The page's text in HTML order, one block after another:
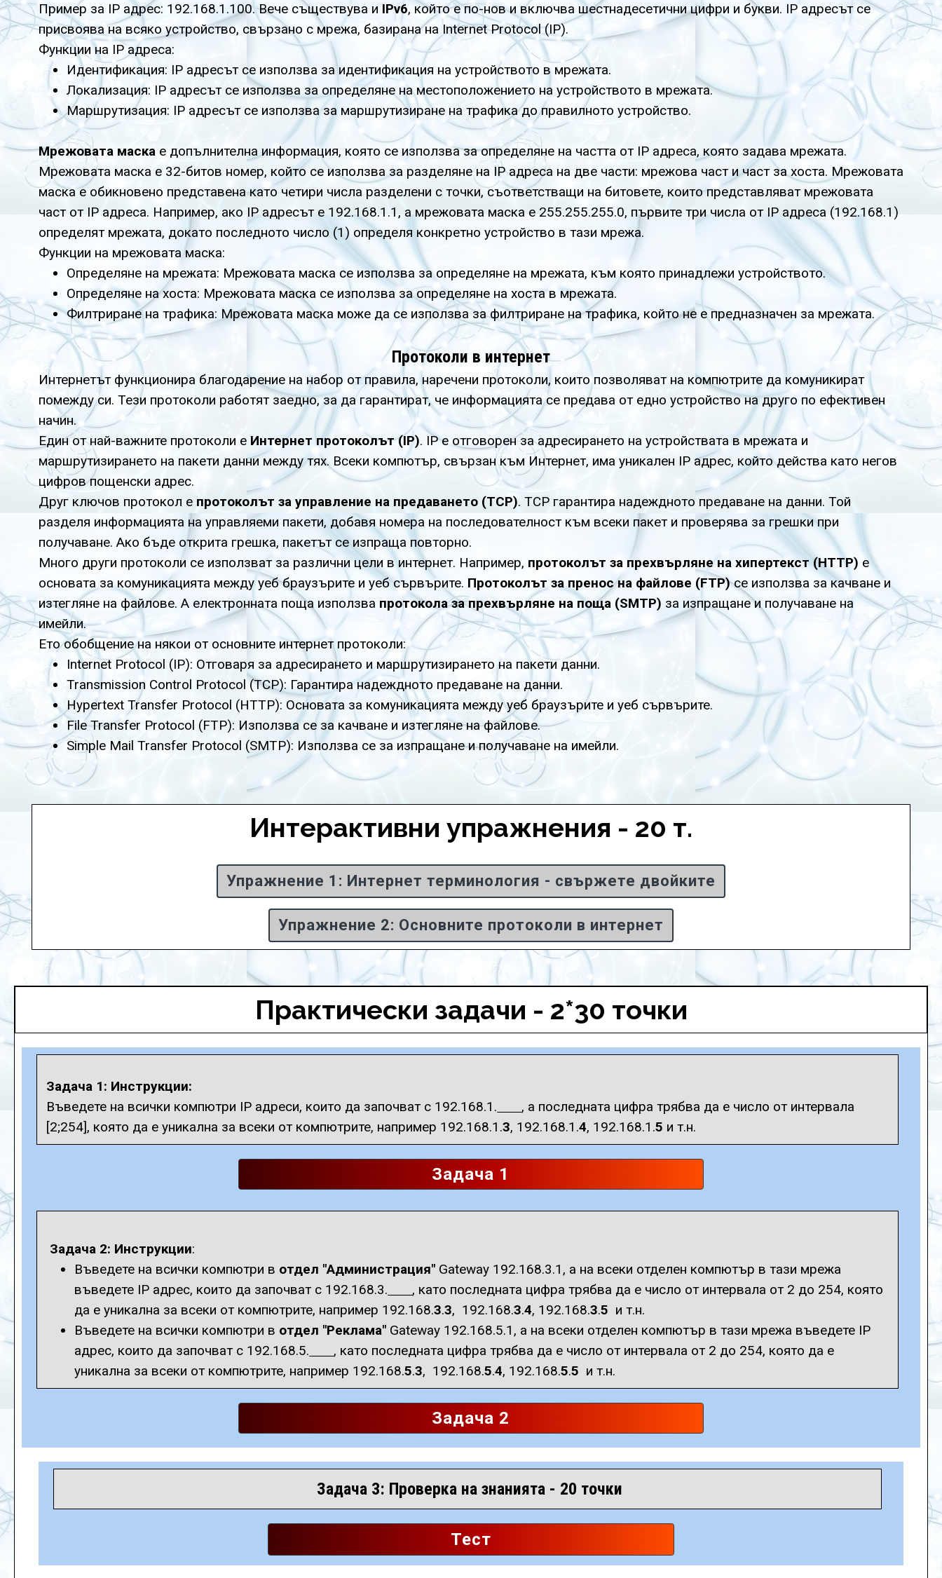
Пример за IP адрес: 192.168.1.100. Вече съществува и IPv6, който е по-нов и включва шестнадесетични цифри и букви. IP адресът се
присвоява на всяко устройство, свързано с мрежа, базирана на Internet Protocol (IP).
Функции на IP адреса:
Идентификация: IP адресът се използва за идентификация на устройството в мрежата.
Локализация: IP адресът се използва за определяне на местоположението на устройството в мрежата.
Маршрутизация: IP адресът се използва за маршрутизиране на трафика до правилното устройство.
Мрежовата маскае допълнителна информация, която се използва за определяне на частта от IP адреса, която задава мрежата.
Мрежовата маска е 32-битов номер, който се използва за разделяне на IP адреса на две части: мрежова част и част за хоста. Мрежовата
маска е обикновено представена като четири числа разделени с точки, съответстващи на битовете, които представляват мрежовата
част от IP адреса. Например, ако IP адресът е 192.168.1.1, а мрежовата маска е 255.255.255.0, първите три числа от IP адреса (192.168.1)
определят мрежата, докато последното число (1) определя конкретно устройство в тази мрежа.
Функции на мрежовата маска:
Определяне на мрежата: Мрежовата маска се използва за определяне на мрежата, към която принадлежи устройството.
Определяне на хоста: Мрежовата маска се използва за определяне на хоста в мрежата.
Филтриране на трафика: Мрежовата маска може да се използва за филтриране на трафика, който не е предназначен за мрежата.
Протоколи в интернет
Интернетът функционира благодарение на набор от правила, наречени протоколи, които позволяват на компютрите да комуникират
помежду си. Тези протоколи работят заедно, за да гарантират, че информацията се предава от едно устройство на друго по ефективен
начин.
Един от най-важните протоколи е Интернет протоколът (IP). IP е отговорен за адресирането на устройствата в мрежата и
маршрутизирането на пакети данни между тях. Всеки компютър, свързан към Интернет, има уникален IP адрес, който действа като негов
цифров пощенски адрес.
Друг ключов протокол е протоколът за управление на предаването (TCP). TCP гарантира надеждното предаване на данни. Той
разделя информацията на управляеми пакети, добавя номера на последователност към всеки пакет и проверява за грешки при
получаване. Ако бъде открита грешка, пакетът се изпраща повторно.
Много други протоколи се използват за различни цели в интернет. Например, протоколът за прехвърляне на хипертекст (HTTP) е
основата за комуникацията между уеб браузърите и уеб сървърите. Протоколът за пренос на файлове (FTP)се използва за качване и
изтегляне на файлове. А електронната поща използва протокола за прехвърляне на поща (SMTP) за изпращане и получаване на
имейли.
Ето обобщение на някои от основните интернет протоколи:
Internet Protocol (IP): Отговаря за адресирането и маршрутизирането на пакети данни.
Transmission Control Protocol (TCP): Гарантира надеждното предаване на данни.
Hypertext Transfer Protocol (HTTP): Основата за комуникацията между уеб браузърите и уеб сървърите.
File Transfer Protocol (FTP): Използва се за качване и изтегляне на файлове.
Simple Mail Transfer Protocol (SMTP): Използва се за изпращане и получаване на имейли.
Интерактивни упражнения - 20 т.
Упражнение 1: Интернет терминология - свържете двойките
Упражнение 2: Основните протоколи в интернет
Практически задачи - 2*30 точки
Задача 1: Инструкции:
Въведете на всички компютри IP адреси, които да започват с 192.168.1.
, а последната цифра трябва да е число от интервала
[2;254], която да е уникална за всеки от компютрите, например 192.168.1.3, 192.168.1.4, 192.168.1.5 и т.н.
Задача 1
Задача 2: Инструкции:
Въведете на всички компютри в отдел "Администрация" Gateway 192.168.3.1, а на всеки отделен компютър в тази мрежа
въведете IP адрес, които да започват с 192.168.3.
, като последната цифра трябва да е число от интервала от 2 до 254, която
да е уникална за всеки от компютрите, например 192.168.3.3, 192.168.3.4, 192.168.3.5 и т.н.
Въведете на всички компютри в отдел "Реклама" Gateway 192.168.5.1, а на всеки отделен компютър в тази мрежа въведете IP
адрес, които да започват с 192.168.5.
, като последната цифра трябва да е число от интервала от 2 до 254, която да е
уникална за всеки от компютрите, например 192.168.5.3, 192.168.5.4, 192.168.5.5 и т.н.
Задача 2
Задача 3: Проверка на знанията - 20 точки
Тест